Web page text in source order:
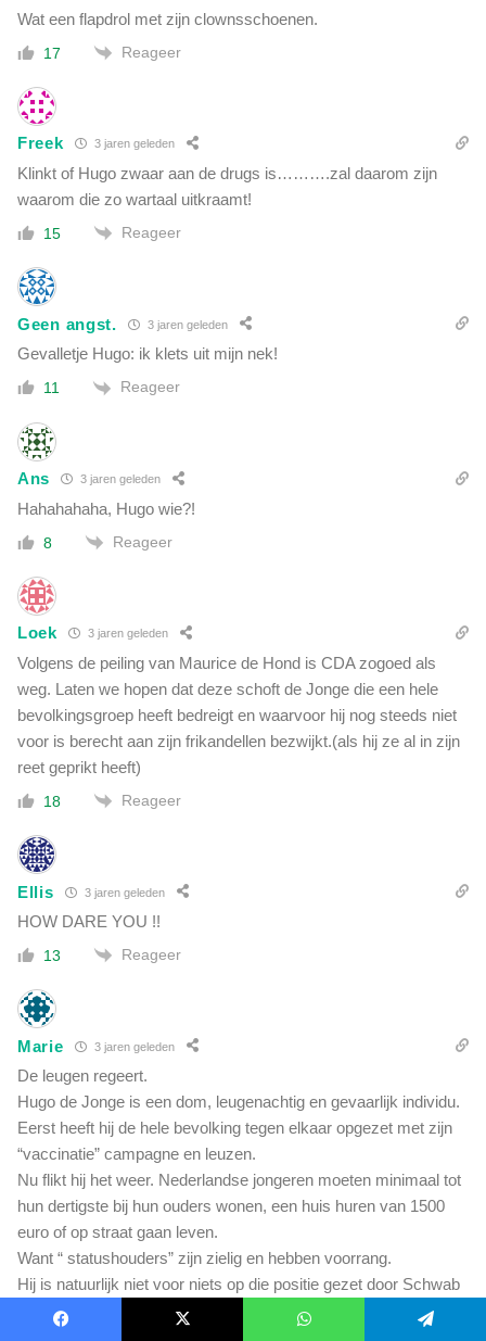
Wat een flapdrol met zijn clownsschoenen.
17 Reageer
Freek 3 jaren geleden
Klinkt of Hugo zwaar aan de drugs is……….zal daarom zijn
waarom die zo wartaal uitkraamt!
15 Reageer
Geen angst. 3 jaren geleden
Gevalletje Hugo: ik klets uit mijn nek!
11 Reageer
Ans 3 jaren geleden
Hahahahaha, Hugo wie?!
8 Reageer
Loek 3 jaren geleden
Volgens de peiling van Maurice de Hond is CDA zogoed als
weg. Laten we hopen dat deze schoft de Jonge die een hele
bevolkingsgroep heeft bedreigt en waarvoor hij nog steeds niet
voor is berecht aan zijn frikandellen bezwijkt.(als hij ze al in zijn
reet geprikt heeft)
18 Reageer
Ellis 3 jaren geleden
HOW DARE YOU !!
13 Reageer
Marie 3 jaren geleden
De leugen regeert.
Hugo de Jonge is een dom, leugenachtig en gevaarlijk individu.
Eerst heeft hij de hele bevolking tegen elkaar opgezet met zijn
“vaccinatie” campagne en leuzen.
Nu flikt hij het weer. Nederlandse jongeren moeten minimaal tot
hun dertigste bij hun ouders wonen, een huis huren van 1500
euro of op straat gaan leven.
Want “ statushouders” zijn zielig en hebben voorrang.
Hij is natuurlijk niet voor niets op die positie gezet door Schwab
en Rutte.